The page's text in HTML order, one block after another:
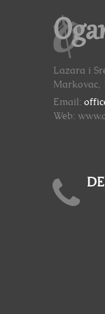
Lazara i
Markovac,
Email:
Web: